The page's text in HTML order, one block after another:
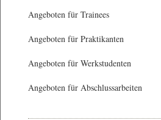
Angeboten für Trainees
Angeboten für Praktikanten
Angeboten für Werkstudenten
Angeboten für Abschlussarbeiten